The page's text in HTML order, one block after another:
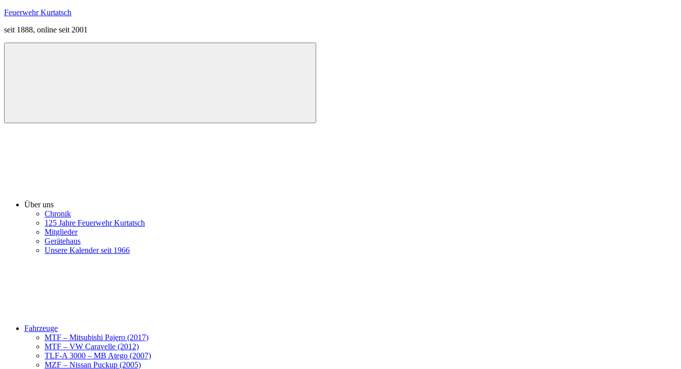
Zum
springen
Feuerwehr Kurtatsch
seit 1888, online seit 2001
Menü
Über uns
Chronik
125 Jahre Feuerwehr Kurtatsch
Mitglieder
Gerätehaus
Unsere Kalender seit 1966
Fahrzeuge
MTF – Mitsubishi Pajero (2017)
MTF – VW Caravelle (2012)
TLF-A 3000 – MB Atego (2007)
MZF – Nissan Puckup (2005)